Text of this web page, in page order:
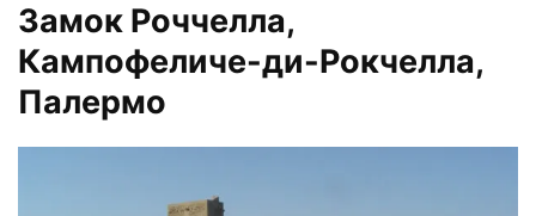
Замок Роччелла,
Кампофеличе-ди-Рокчелла,
Палермо